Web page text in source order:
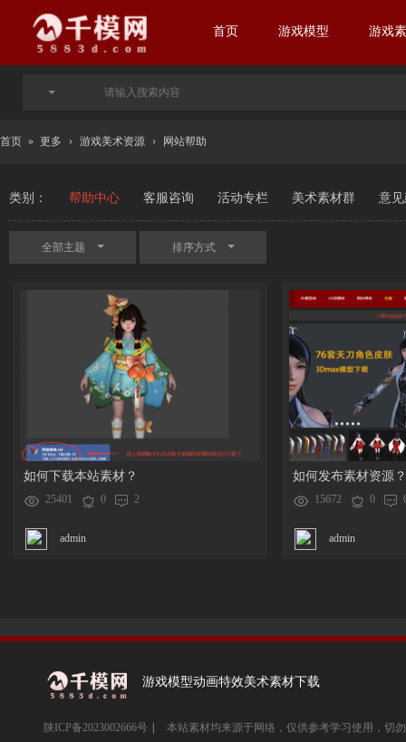
首页 游戏模型 游戏
首页 » 更多 › 游戏美术资源 › 网站帮助
类别： 帮助中心 客服咨询 活动专栏 美术素材群 意
全部主题 排序方式
如何下载本站素材？
25401 0 2
admin
如何发布素材资源？
15672 0
admin
游戏模型动画特效美术素材下载
陕ICP备2023002666号 本站素材均来源于网络，仅供参考学习使用，切